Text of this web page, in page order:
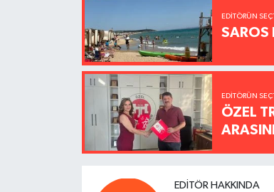
EDITÖRÜN
SAROS
EDITÖRÜN
ÖZEL
EDITÖR HAKKINDA